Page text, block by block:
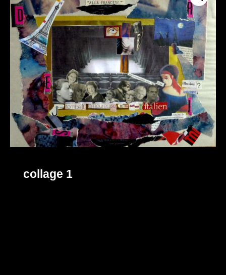
collage 1